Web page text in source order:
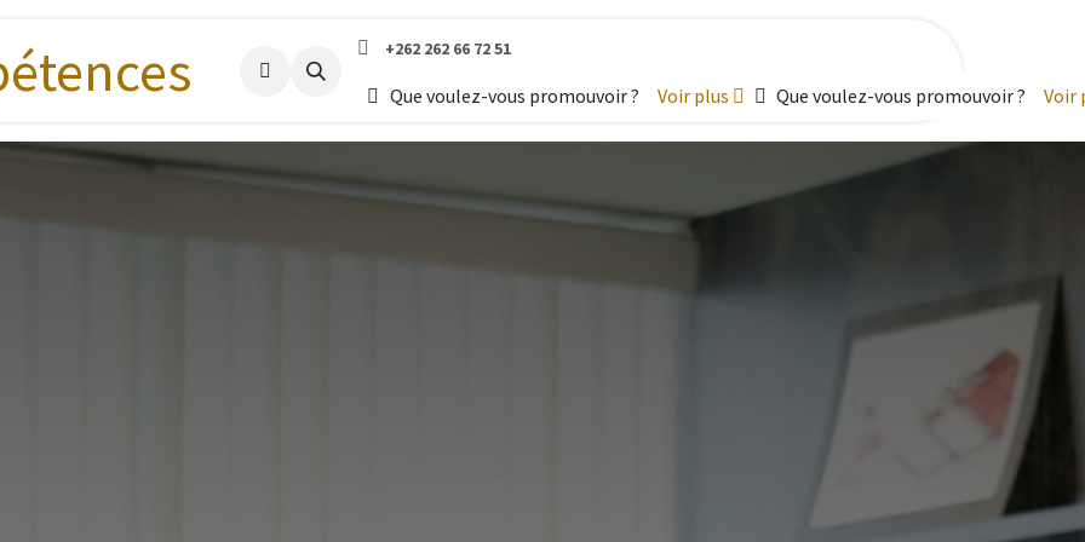
Accueil
+262 262 66 72 51
Que voulez-vous promouvoir ? Voir plus Que voulez-vous promouvoir ?Voir